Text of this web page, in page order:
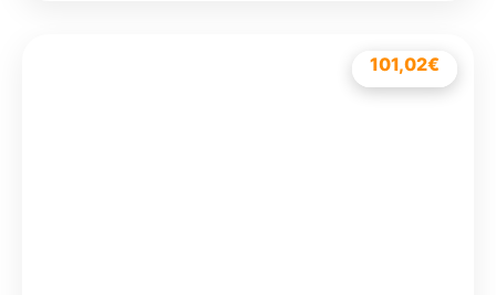
54,18€
101,02€
108,18€